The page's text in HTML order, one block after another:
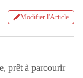
Modifier l'Article
prêt à parcourir